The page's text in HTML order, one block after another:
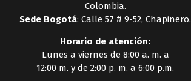
Colombia.
Sede Bogotá: Calle 57 # 9-52, Chapinero.
Horario de atención:
Lunes a viernes de 8:00 a. m. a
12:00 m. y de 2:00 p. m. a 6:00 p.m.